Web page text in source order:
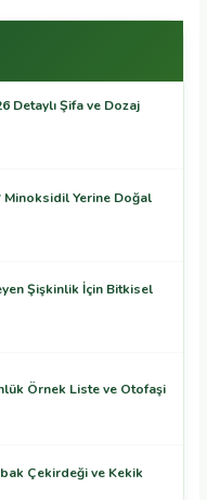
Detaylı Şifa ve Dozaj
Minoksidil Yerine Doğal
Şişkinlik İçin Bitkisel
Örnek Liste ve Otofaşi
Çekirdeği ve Kekik